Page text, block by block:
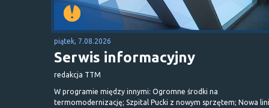
piątek, 7.08.2026
Serwis informacyjny
redakcja TTM
W programie między innymi: Ogromne środki na
termomodernizację; Szpital Pucki z nowym sprzętem; Nowa